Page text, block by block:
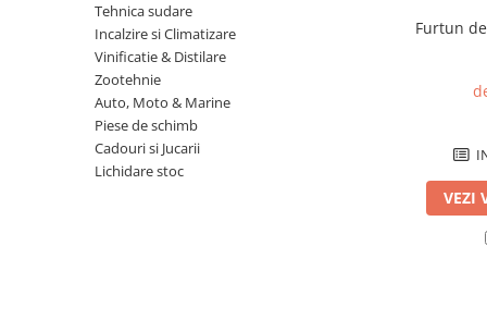
Motosape si Motocultoare
Motoburghie
Masini de batut stalpi
Sisteme combinate &
multifunctionale
Tocatoare de crengi si resturi
Tehnica sudare
Incalzire si Climatizare
Vinificatie & Distilare
Zootehnie
Auto, Moto & Marine
Piese de schimb
Cadouri si Jucarii
Lichidare stoc
Furtun
VEZI